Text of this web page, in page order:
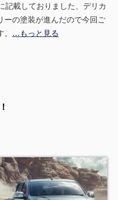
記載しておりました、デリカ
ーの塗装が進んだので今回ご
…もっと見る